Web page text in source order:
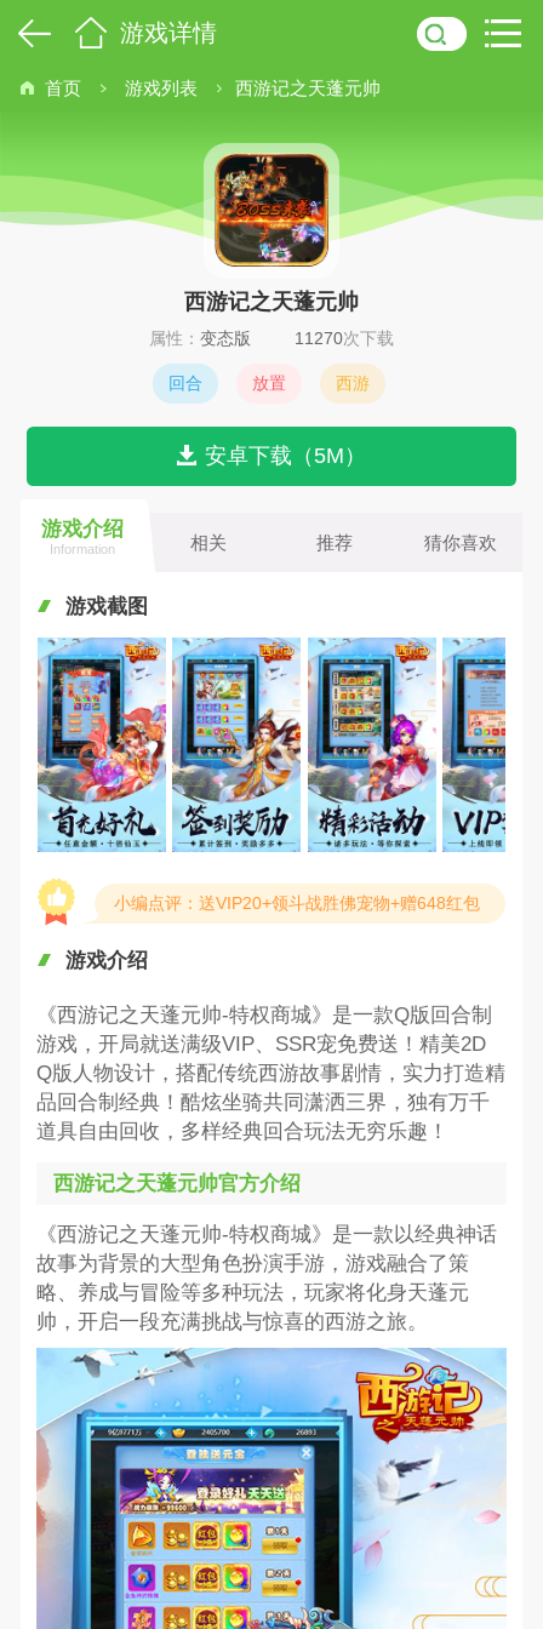
游戏详情
首页 游戏列表 西游记之天蓬元帅
西游记之天蓬元帅
属性： 变态版 11270次下载
回合 放置 西游
安卓下载（5M）
游戏介绍
Information 相关 推荐 猜你喜欢
游戏截图
小编点评：送VIP20+领斗战胜佛宠物+赠648红包
游戏介绍
《西游记之天蓬元帅-特权商城》是一款Q版回合制
游戏，开局就送满级VIP、SSR宠免费送！精美2D
Q版人物设计，搭配传统西游故事剧情，实力打造精
品回合制经典！酷炫坐骑共同潇洒三界，独有万千
道具自由回收，多样经典回合玩法无穷乐趣！
西游记之天蓬元帅官方介绍
《西游记之天蓬元帅-特权商城》是一款以经典神话
故事为背景的大型角色扮演手游，游戏融合了策
略、养成与冒险等多种玩法，玩家将化身天蓬元
帅，开启一段充满挑战与惊喜的西游之旅。